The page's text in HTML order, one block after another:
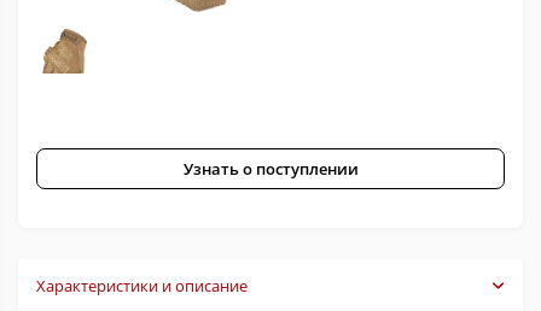
Узнать о поступлении
Характеристики и описание